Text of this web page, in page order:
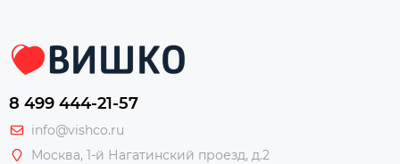
8 499 444-21-57
info@vishco.ru
Москва, 1-й Нагатинский проезд, д.2